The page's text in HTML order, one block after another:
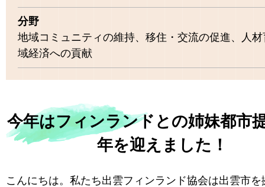
分野
地域コミュニティの維持、移住・交流の促進、人
域経済への貢献
今年はフィンランドとの姉妹都市
年を迎えました！
こんにちは。私たち出雲フィンランド協会は出雲市を